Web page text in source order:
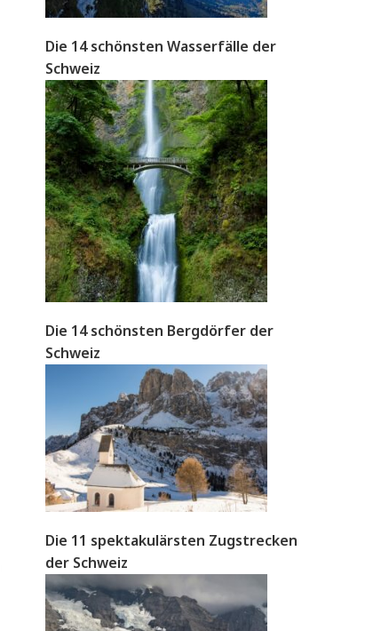
Die 14 schönsten Wasserfälle der
Schweiz
Die 14 schönsten Bergdörfer der
Schweiz
Die 11 spektakulärsten Zugstrecken
der Schweiz